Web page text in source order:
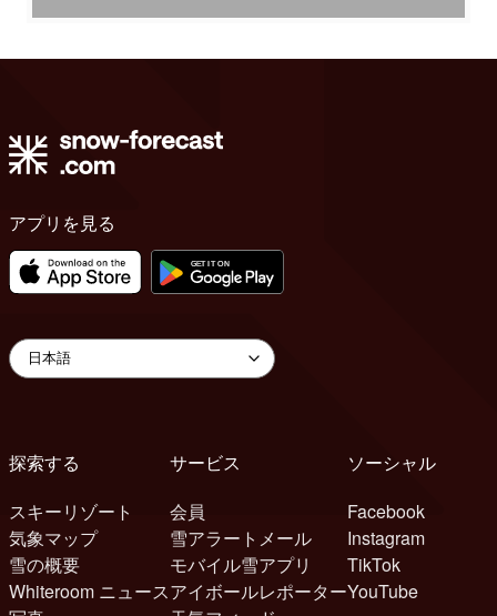
アプリを見る
探索する
スキーリゾート
気象マップ
雪の概要
Whiteroom ニュース
サービス
会員
雪アラートメール
モバイル雪アプリ
アイボールレポーター
ソーシャル
Facebook
Instagram
TikTok
YouTube